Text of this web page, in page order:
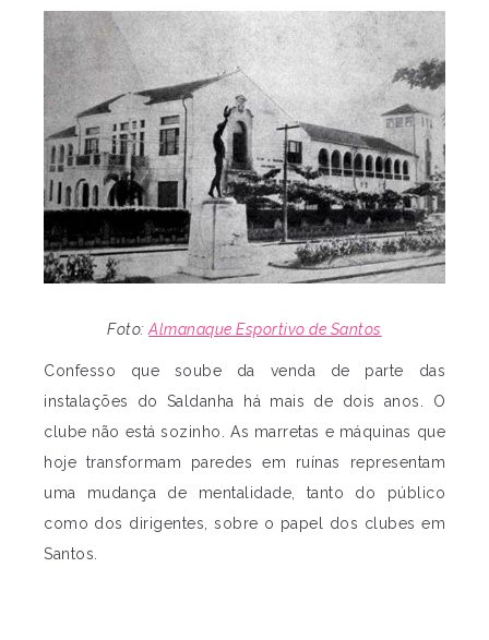
Foto:Almanaque Esportivo de Santos
Confesso que soube da venda de parte das
instalações do Saldanha há mais de dois anos. O
clube não está sozinho. As marretas e máquinas que
hoje transformam paredes em ruínas representam
uma mudança de mentalidade, tanto do público
como dos dirigentes, sobre o papel dos clubes em
Santos.